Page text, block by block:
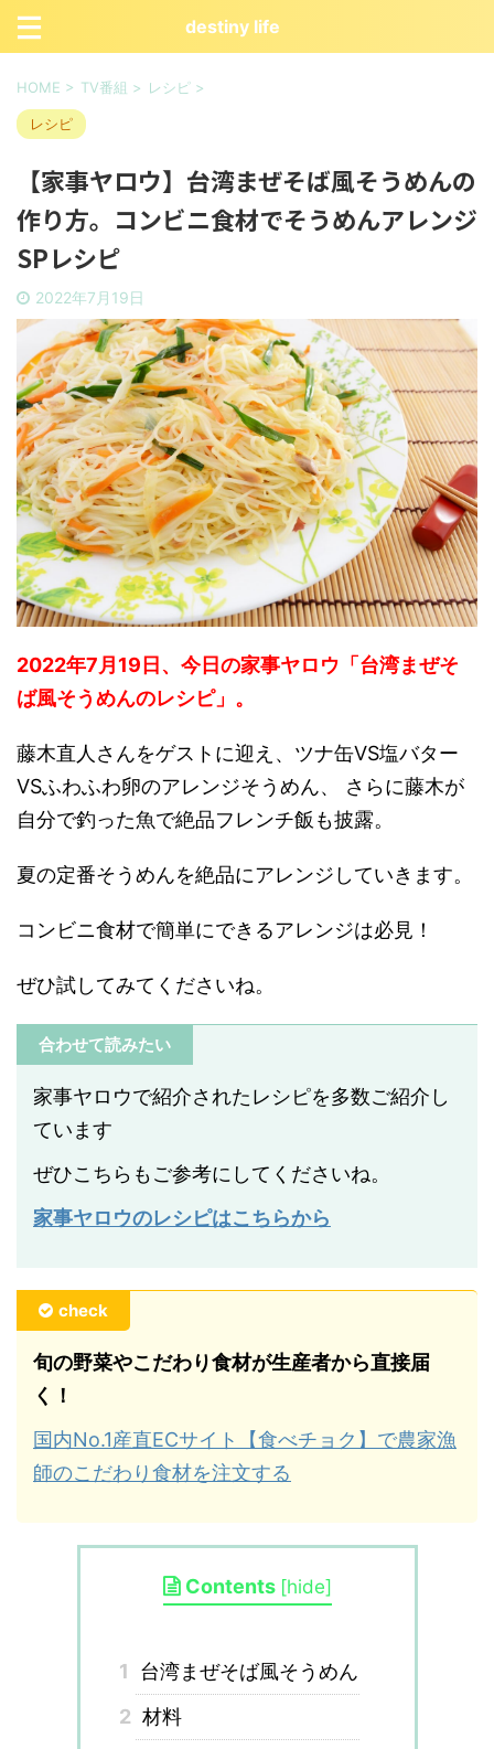
destiny life
HOME > TV番組 > レシピ >
レシピ
【家事ヤロウ】台湾まぜそば風そうめんの
作り方。コンビニ食材でそうめんアレンジ
SPレシピ
2022年7月19日
2022年7月19日、今日の家事ヤロウ「台湾まぜそ
ば風そうめんのレシピ」。
藤木直人さんをゲストに迎え、ツナ缶VS塩バター
VSふわふわ卵のアレンジそうめん、 さらに藤木が
自分で釣った魚で絶品フレンチ飯も披露。
夏の定番そうめんを絶品にアレンジしていきます。
コンビニ食材で簡単にできるアレンジは必見！
ぜひ試してみてくださいね。
合わせて読みたい
家事ヤロウで紹介されたレシピを多数ご紹介し
ています
ぜひこちらもご参考にしてくださいね。
家事ヤロウのレシピはこちらから
check
旬の野菜やこだわり食材が生産者から直接届
く！
国内No.1産直ECサイト【食べチョク】で農家漁
師のこだわり食材を注文する
Contents [hide]
1
台湾まぜそば風そうめん
2 材料